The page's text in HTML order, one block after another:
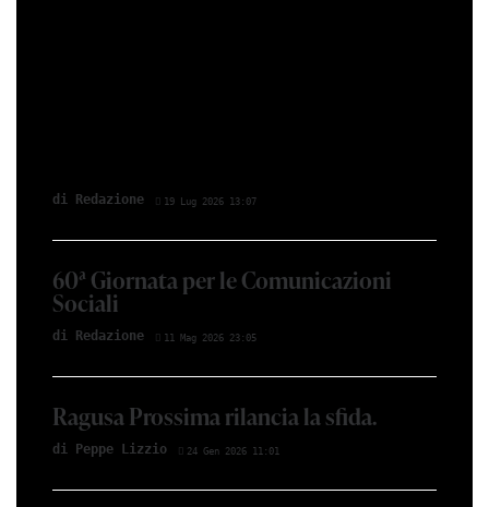
di Redazione 19 Lug 2026 13:07
60ª Giornata per le Comunicazioni
Sociali
di Redazione 11 Mag 2026 23:05
Ragusa Prossima rilancia la sfida.
di Peppe Lizzio 24 Gen 2026 11:01